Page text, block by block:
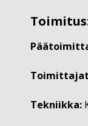
Tekniikka: